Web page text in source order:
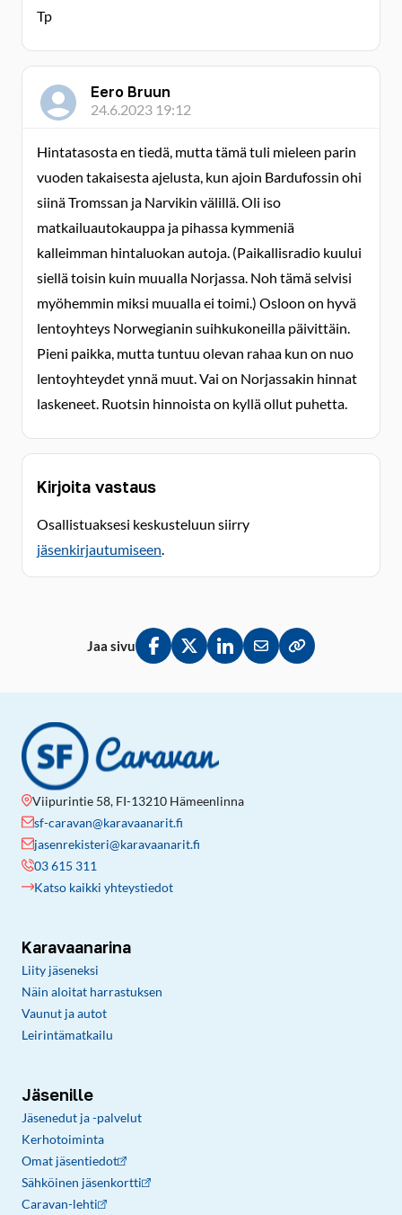
Tp
Eero Bruun
24.6.2023 19:12
Hintatasosta en tiedä, mutta tämä tuli mieleen parin
vuoden takaisesta ajelusta, kun ajoin Bardufossin ohi
siinä Tromssan ja Narvikin välillä. Oli iso
matkailuautokauppa ja pihassa kymmeniä
kalleimman hintaluokan autoja. (Paikallisradio kuului
siellä toisin kuin muualla Norjassa. Noh tämä selvisi
myöhemmin miksi muualla ei toimi.) Osloon on hyvä
lentoyhteys Norwegianin suihkukoneilla päivittäin.
Pieni paikka, mutta tuntuu olevan rahaa kun on nuo
lentoyhteydet ynnä muut. Vai on Norjassakin hinnat
laskeneet. Ruotsin hinnoista on kyllä ollut puhetta.
Kirjoita vastaus
Osallistuaksesi keskusteluun siirry
jäsenkirjautumiseen.
Jaa sivu
Jaa Facebookissa
Jaa Twitterissä
Jaa LinkedInissä
Jaa sähköpostitse
Kopioi linkki
Viipurintie 58, FI-13210 Hämeenlinna
sf-caravan@karavaanarit.fi
jasenrekisteri@karavaanarit.fi
03 615 311
Katso kaikki yhteystiedot
Karavaanarina
Liity jäseneksi
Näin aloitat harrastuksen
Vaunut ja autot
Leirintämatkailu
Jäsenille
Jäsenedut ja -palvelut
Kerhotoiminta
Omat jäsentiedot
Sähköinen jäsenkortti
Caravan-lehti